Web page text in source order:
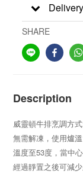
SHARE
Description
威靈頓牛排烹調方
無需解凍，使用爐
溫度至53度，當中
經過靜置之後可減